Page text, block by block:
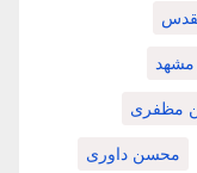
مظفری
محسن داوری